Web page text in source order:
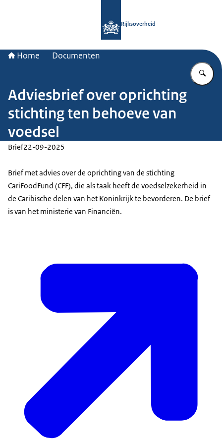
Rijksoverheid
Home Documenten
Adviesbrief over oprichting
stichting ten behoeve van
voedsel
Brief22-09-2025
Brief met advies over de oprichting van de stichting
CariFoodFund (CFF), die als taak heeft de voedselzekerheid in
de Caribische delen van het Koninkrijk te bevorderen. De brief
is van het ministerie van Financiën.